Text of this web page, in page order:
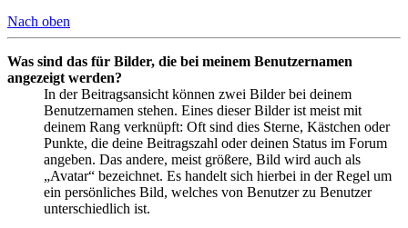
Nach oben
Was sind das für Bilder, die bei meinem Benutzernamen
angezeigt werden?
In der Beitragsansicht können zwei Bilder bei deinem
Benutzernamen stehen. Eines dieser Bilder ist meist mit
deinem Rang verknüpft: Oft sind dies Sterne, Kästchen oder
Punkte, die deine Beitragszahl oder deinen Status im Forum
angeben. Das andere, meist größere, Bild wird auch als
„Avatar“ bezeichnet. Es handelt sich hierbei in der Regel um
ein persönliches Bild, welches von Benutzer zu Benutzer
unterschiedlich ist.